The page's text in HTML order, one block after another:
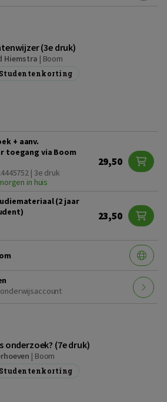
(3e druk)
Hiemstra | Boom
Studentenkorting
+ aanv.
toegang via Boom
| 3e druk
in huis
29,50
(2 jaar
23,50
onderzoek? (7e druk)
| Boom
Studentenkorting